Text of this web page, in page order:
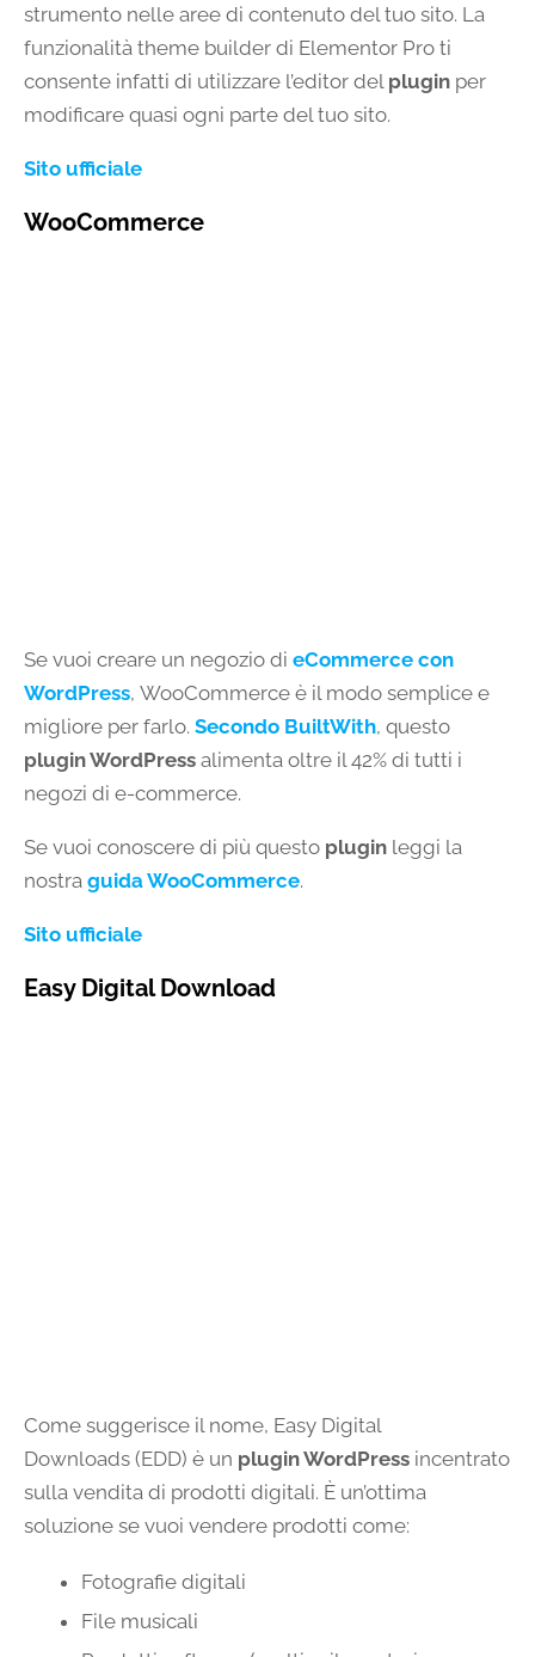
strumento nelle aree di contenuto del tuo sito. La
funzionalità theme builder di Elementor Pro ti
consente infatti di utilizzare l’editor del plugin per
modificare quasi ogni parte del tuo sito.
Sito ufficiale
WooCommerce
Se vuoi creare un negozio di eCommerce con
WordPress, WooCommerce è il modo semplice e
migliore per farlo. Secondo BuiltWith, questo
plugin WordPress alimenta oltre il 42% di tutti i
negozi di e-commerce.
Se vuoi conoscere di più questo plugin leggi la
nostra guida WooCommerce.
Sito ufficiale
Easy Digital Download
Come suggerisce il nome, Easy Digital
Downloads (EDD) è un plugin WordPress incentrato
sulla vendita di prodotti digitali. È un’ottima
soluzione se vuoi vendere prodotti come:
Fotografie digitali
File musicali